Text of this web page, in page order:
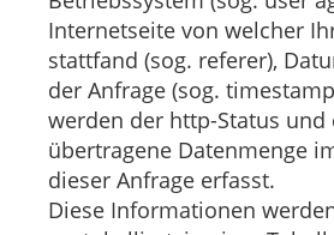
Internetseite von welcher
stattfand (sog. referer),
der Anfrage (sog.
werden der http-Status und
übertragene Datenmenge
dieser Anfrage erfasst.
Diese Informationen